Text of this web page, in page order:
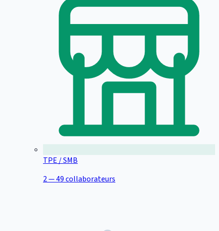
TPE / SMB
2 — 49 collaborateurs